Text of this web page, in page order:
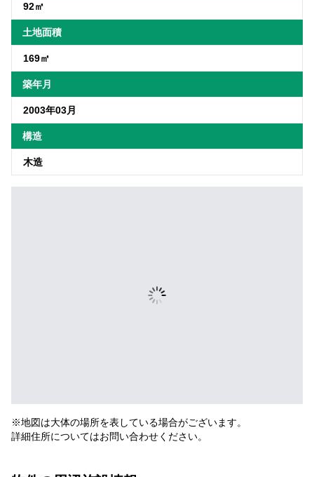
92㎡
土地面積
169㎡
築年月
2003年03月
構造
木造
※地図は大体の場所を表している場合がございます。
詳細住所についてはお問い合わせください。